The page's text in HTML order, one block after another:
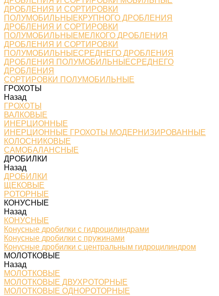
ДРОБЛЕНИЯ И СОРТИРОВКИ
ПОЛУМОБИЛЬНЫЕКРУПНОГО ДРОБЛЕНИЯ
ДРОБЛЕНИЯ И СОРТИРОВКИ
ПОЛУМОБИЛЬНЫЕМЕЛКОГО ДРОБЛЕНИЯ
ДРОБЛЕНИЯ И СОРТИРОВКИ
ПОЛУМОБИЛЬНЫЕСРЕДНЕГО ДРОБЛЕНИЯ
ДРОБЛЕНИЯ ПОЛУМОБИЛЬНЫЕСРЕДНЕГО
ДРОБЛЕНИЯ
СОРТИРОВКИ ПОЛУМОБИЛЬНЫЕ
ГРОХОТЫ
Назад
ГРОХОТЫ
ВАЛКОВЫЕ
ИНЕРЦИОННЫЕ
ИНЕРЦИОННЫЕ ГРОХОТЫ МОДЕРНИЗИРОВАННЫЕ
КОЛОСНИКОВЫЕ
САМОБАЛАНСНЫЕ
ДРОБИЛКИ
Назад
ДРОБИЛКИ
ЩЕКОВЫЕ
РОТОРНЫЕ
КОНУСНЫЕ
Назад
КОНУСНЫЕ
Конусные дробилки с гидроцилиндрами
Конусные дробилки с пружинами
Конусные дробилки с центральным гидроцилиндром
МОЛОТКОВЫЕ
Назад
МОЛОТКОВЫЕ
МОЛОТКОВЫЕ ДВУХРОТОРНЫЕ
МОЛОТКОВЫЕ ОДНОРОТОРНЫЕ